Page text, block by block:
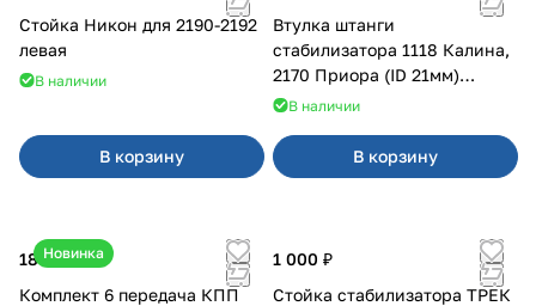
Стойка Никон для 2190-2192
левая
В наличии
В корзину
Втулка штанги
стабилизатора 1118 Калина,
2170 Приора (ID 21мм)
VTULKA (желтая) 17-01-110
В наличии
В корзину
Новинка
18 000 ₽
Комплект 6 передача КПП
1 000 ₽
Стойка стабилизатора ТРЕК